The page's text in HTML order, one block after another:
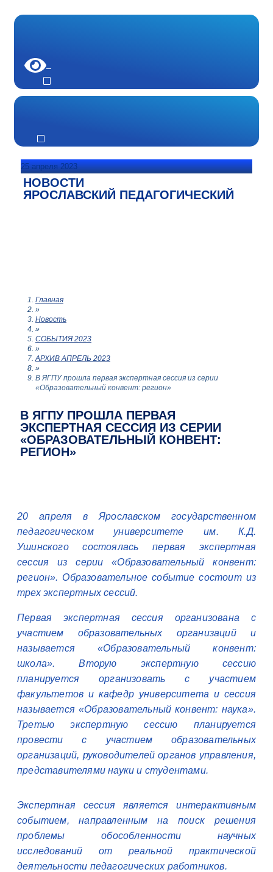
25 апреля 2023
НОВОСТИ
ЯРОСЛАВСКИЙ ПЕДАГОГИЧЕСКИЙ
Главная
»
Новость
»
СОБЫТИЯ 2023
»
АРХИВ АПРЕЛЬ 2023
»
В ЯГПУ прошла первая экспертная сессия из серии
«Образовательный конвент: регион»
В ЯГПУ ПРОШЛА ПЕРВАЯ
ЭКСПЕРТНАЯ СЕССИЯ ИЗ СЕРИИ
«ОБРАЗОВАТЕЛЬНЫЙ КОНВЕНТ:
РЕГИОН»
20 апреля в Ярославском государственном
педагогическом университете им. К.Д.
Ушинского состоялась первая экспертная
сессия из серии «Образовательный конвент:
регион». Образовательное событие состоит из
трех экспертных сессий.
Первая экспертная сессия организована с
участием образовательных организаций и
называется «Образовательный конвент:
школа». Вторую экспертную сессию
планируется организовать с участием
факультетов и кафедр университета и сессия
называется «Образовательный конвент: наука».
Третью экспертную сессию планируется
провести с участием образовательных
организаций, руководителей органов управления,
представителями науки и студентами.
Экспертная сессия является интерактивным
событием, направленным на поиск решения
проблемы обособленности научных
исследований от реальной практической
деятельности педагогических работников.